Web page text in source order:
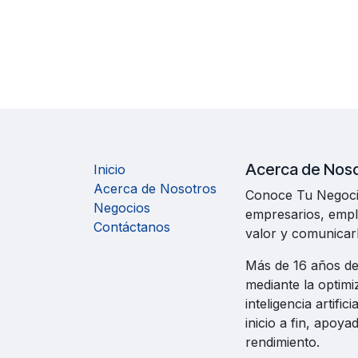
Inicio
Acerca de Nosotros
Negocios
Contáctanos
Acerca de
Conoce Tu
empresarios,
valor y
Más de 16 años
mediante la
inteligencia
inicio a fin,
rendimiento.